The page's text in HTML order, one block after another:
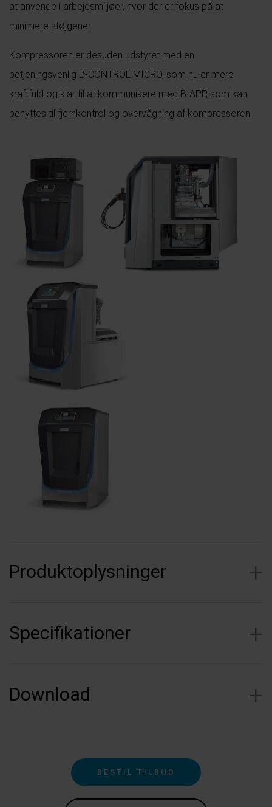
at anvende i arbejdsmiljøer, hvor der er fokus på at
minimere støjgener.
Kompressoren er desuden udstyret med en
betjeningsvenlig B-CONTROL MICRO, som nu er mere
kraftfuld og klar til at kommunikere med B-APP, som kan
benyttes til fjernkontrol og overvågning af kompressoren.
Produktoplysninger
Specifikationer
Download
BESTIL TILBUD